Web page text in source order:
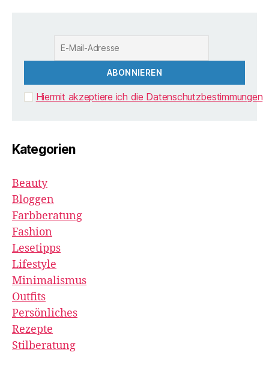
Hiermit akzeptiere ich die Datenschutzbestimmungen
Kategorien
Beauty
Bloggen
Farbberatung
Fashion
Lesetipps
Lifestyle
Minimalismus
Outfits
Persönliches
Rezepte
Stilberatung